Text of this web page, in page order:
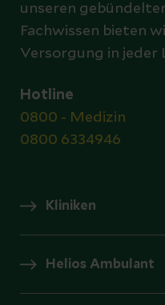
unseren
Fachwissen bieten
Versorgung in jeder
Hotline
0800 - Medizin
0800 6334946
Kliniken
Helios Ambulant